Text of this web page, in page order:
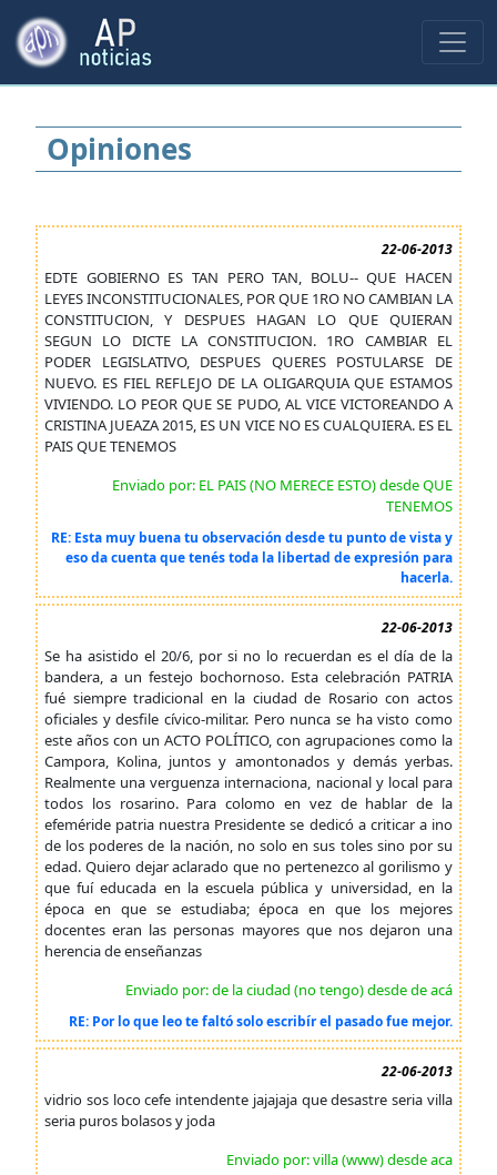
Opiniones
22-06-2013
EDTE GOBIERNO ES TAN PERO TAN, BOLU-- QUE HACEN
LEYES INCONSTITUCIONALES, POR QUE 1RO NO CAMBIAN LA
CONSTITUCION, Y DESPUES HAGAN LO QUE QUIERAN
SEGUN LO DICTE LA CONSTITUCION. 1RO CAMBIAR EL
PODER LEGISLATIVO, DESPUES QUERES POSTULARSE DE
NUEVO. ES FIEL REFLEJO DE LA OLIGARQUIA QUE ESTAMOS
VIVIENDO. LO PEOR QUE SE PUDO, AL VICE VICTOREANDO A
CRISTINA JUEAZA 2015, ES UN VICE NO ES CUALQUIERA. ES EL
PAIS QUE TENEMOS
Enviado por: EL PAIS (NO MERECE ESTO) desde QUE
TENEMOS
RE: Esta muy buena tu observación desde tu punto de vista y
eso da cuenta que tenés toda la libertad de expresión para
hacerla.
22-06-2013
Se ha asistido el 20/6, por si no lo recuerdan es el día de la
bandera, a un festejo bochornoso. Esta celebración PATRIA
fué siempre tradicional en la ciudad de Rosario con actos
oficiales y desfile cívico-militar. Pero nunca se ha visto como
este años con un ACTO POLÍTICO, con agrupaciones como la
Campora, Kolina, juntos y amontonados y demás yerbas.
Realmente una verguenza internaciona, nacional y local para
todos los rosarino. Para colomo en vez de hablar de la
efeméride patria nuestra Presidente se dedicó a criticar a ino
de los poderes de la nación, no solo en sus toles sino por su
edad. Quiero dejar aclarado que no pertenezco al gorilismo y
que fuí educada en la escuela pública y universidad, en la
época en que se estudiaba; época en que los mejores
docentes eran las personas mayores que nos dejaron una
herencia de enseñanzas
Enviado por: de la ciudad (no tengo) desde de acá
RE: Por lo que leo te faltó solo escribír el pasado fue mejor.
22-06-2013
vidrio sos loco cefe intendente jajajaja que desastre seria villa
seria puros bolasos y joda
Enviado por: villa (www) desde aca